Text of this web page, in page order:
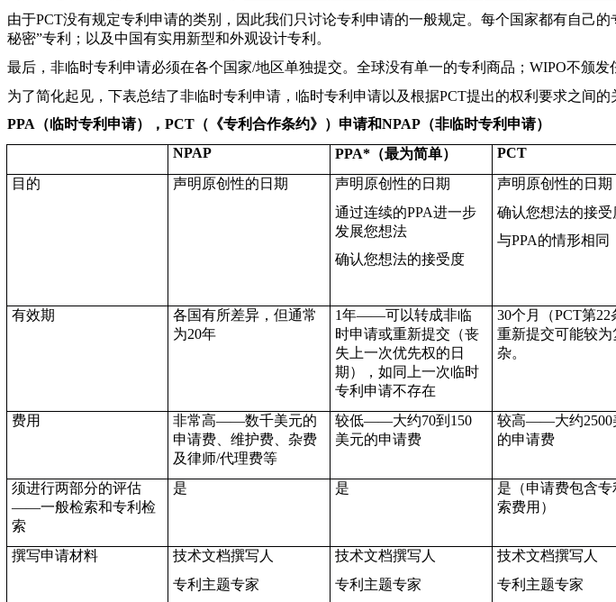
由于PCT没有规定专利申请的类别，因此我们只讨论专利申请的一般规定。每个国家都有自己
秘密”专利；以及中国有实用新型和外观设计专利。
最后，非临时专利申请必须在各个国家/地区单独提交。全球没有单一的专利商品；WIPO不颁发
为了简化起见，下表总结了非临时专利申请，临时专利申请以及根据PCT提出的权利要求之间的
PPA （临时专利申请），PCT（《专利合作条约》）申请和NPAP （非临时专利申请）
NPAP
PPA* （最为简单）
PCT
目的
声明原创性的日期
声明原创性的日期
通过连续的PPA进一步
发展您想法
确认您想法的接受度
声明原创性的日期
确认您想法的接受
与PPA的情形相同
有效期
各国有所差异，但通常
为20年
1年——可以转成非临
时申请或重新提交（丧
失上一次优先权的日
期），如同上一次临时
专利申请不存在
30个月（PCT第22
重新提交可能较为
杂。
费用
非常高——数千美元的
申请费、维护费、杂费
及律师/代理费等
较低——大约70到150
美元的申请费
较高——大约2500
的申请费
须进行两部分的评估
——一般检索和专利检
索
是 是
是（申请费包含专
索费用）
撰写申请材料
技术文档撰写人
专利主题专家
技术文档撰写人
专利主题专家
技术文档撰写人
专利主题专家